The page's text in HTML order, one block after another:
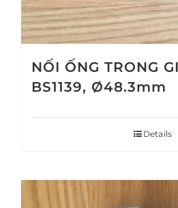
NỐI ỐNG TRONG
BS1139, Ø48.3mm
Details